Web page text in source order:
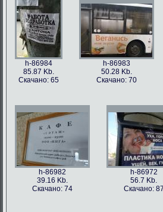
h-86984
85.87 Kb.
Скачано: 65
h-86983
50.28 Kb.
Скачано: 70
h-86982
39.16 Kb.
Скачано: 74
h-86972
56.7 Kb.
Скачано: 87